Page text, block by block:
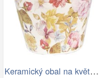
Keramický obal na květináč s květy…